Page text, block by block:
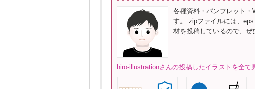
各種資料・パンフレット
す。 zipファイルには、
材を投稿しているので、ぜ
hiro-illustrationさんの投稿したイラストを全て